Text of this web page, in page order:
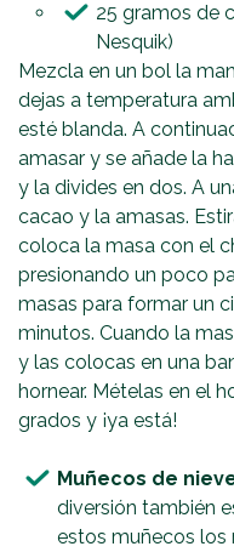
25 gramos de
Nesquik)
Mezcla en un bol la
dejas a temperatura
esté blanda. A
amasar y se añade la
y la divides en dos. A
cacao y la amasas.
coloca la masa con el
presionando un poco
masas para formar un
minutos. Cuando la
y las colocas en una
hornear. Mételas en el
grados y ¡ya está!
Muñecos de
diversión también
estos muñecos los